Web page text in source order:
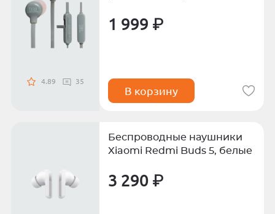
4.89 35
1 999 ₽
В корзину
Беспроводные наушники
Xiaomi Redmi Buds 5, белые
3 290 ₽